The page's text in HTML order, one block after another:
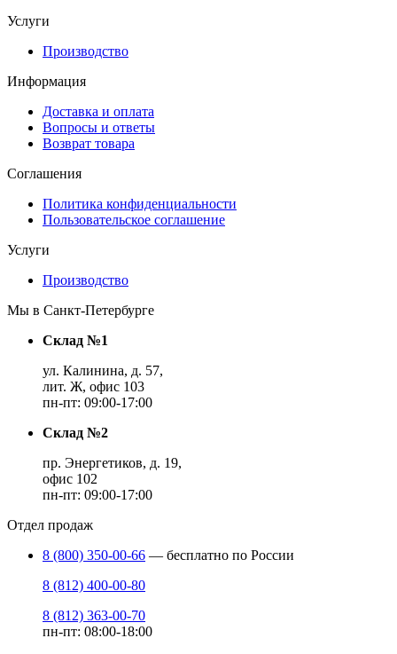
Услуги
Производство
Информация
Доставка и оплата
Вопросы и ответы
Возврат товара
Соглашения
Политика конфиденциальности
Пользовательское соглашение
Услуги
Производство
Мы в Санкт-Петербурге
Склад №1
ул. Калинина, д. 57,
лит. Ж, офис 103
пн-пт: 09:00-17:00
Склад №2
пр. Энергетиков, д. 19,
офис 102
пн-пт: 09:00-17:00
Отдел продаж
8 (800) 350-00-66 — бесплатно по России
8 (812) 400-00-80
8 (812) 363-00-70
пн-пт: 08:00-18:00